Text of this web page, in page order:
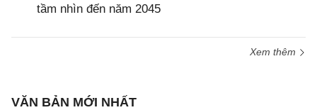
tầm nhìn đến năm 2045
Xem thêm
VĂN BẢN MỚI NHẤT